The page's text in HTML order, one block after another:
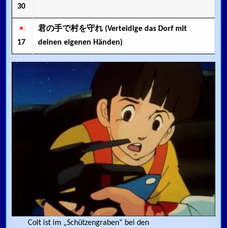
30
17
君の手で村を守れ (Verteidige das Dorf mit
deinen eigenen Händen)
Colt ist im „Schützengraben“ bei den